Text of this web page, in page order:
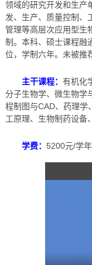
领域的研究开发和生产
发、生产、质量控制、
管理等高层次应用型生
制。本科、硕士课程融
位，学制六年。未被推
主干课程： 有机化
分子生物学、微生物学
程制图与CAD、药理学
工原理、生物制药设备
学费： 5200元/学年